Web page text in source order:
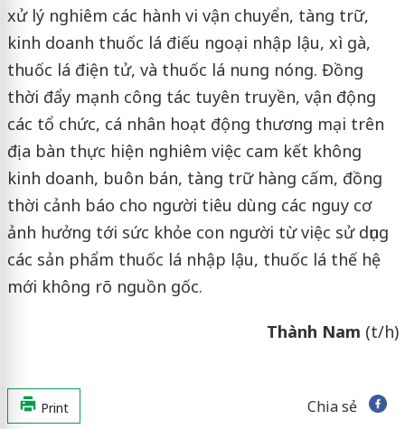
xử lý nghiêm các hành vi vận chuyển, tàng trữ,
kinh doanh thuốc lá điếu ngoại nhập lậu, xì gà,
thuốc lá điện tử, và thuốc lá nung nóng. Đồng
thời đẩy mạnh công tác tuyên truyền, vận động
các tổ chức, cá nhân hoạt động thương mại trên
địa bàn thực hiện nghiêm việc cam kết không
kinh doanh, buôn bán, tàng trữ hàng cấm, đồng
thời cảnh báo cho người tiêu dùng các nguy cơ
ảnh hưởng tới sức khỏe con người từ việc sử dụng
các sản phẩm thuốc lá nhập lậu, thuốc lá thế hệ
mới không rõ nguồn gốc.
Thành Nam (t/h)
Print Chia sẻ